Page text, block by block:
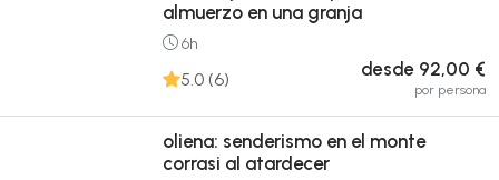
almuerzo en una granja
6h
5.0 (6) desde 92,00 €
por persona
oliena: senderismo en el monte
corrasi al atardecer